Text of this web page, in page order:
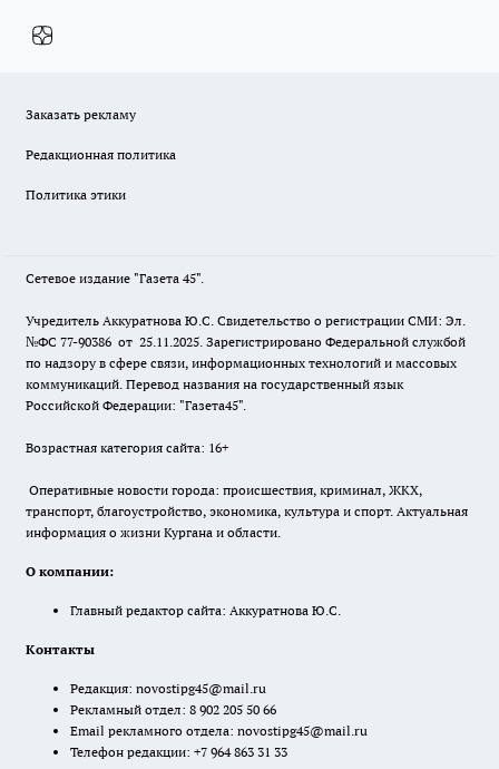
Заказать рекламу
Редакционная политика
Политика этики
Сетевое издание "Газета 45".
Учредитель Аккуратнова Ю.С. Свидетельство о регистрации СМИ: Эл.
№ФС 77-90386 от 25.11.2025. Зарегистрировано Федеральной службой
по надзору в сфере связи, информационных технологий и массовых
коммуникаций. Перевод названия на государственный язык
Российской Федерации: "Газета45".
Возрастная категория сайта: 16+
Оперативные новости города: происшествия, криминал, ЖКХ,
транспорт, благоустройство, экономика, культура и спорт. Актуальная
информация о жизни Кургана и области.
О компании:
Главный редактор сайта: Аккуратнова Ю.С.
Контакты
Редакция: novostipg45@mail.ru
Рекламный отдел: 8 902 205 50 66
Email рекламного отдела: novostipg45@mail.ru
Телефон редакции: +7 964 863 31 33